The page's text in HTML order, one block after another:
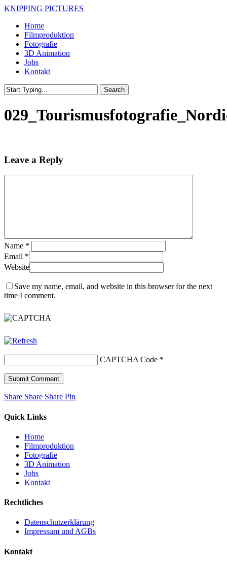
Skip
main
content
KNIPPING PICTURES
Menu
Home
Filmproduktion
Fotografie
3D Animation
Jobs
Kontakt
Search
Search
Leave a Reply
Name *
Email *
Website
Save my name, email, and website in this browser for the next
time I comment.
CAPTCHA Code *
Share
Share Share Share Pin
Quick Links
Home
Filmproduktion
Fotografie
3D Animation
Jobs
Kontakt
Rechtliches
Datenschutzerklärung
Impressum und AGBs
Kontakt